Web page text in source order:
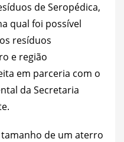
de Seropédica,
qual foi possível
resíduos
e região
em parceria com o
da Secretaria
de um aterro